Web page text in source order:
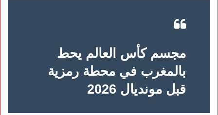
مجسم كأس العالم يحط
بالمغرب في محطة رمزية
قبل مونديال 2026